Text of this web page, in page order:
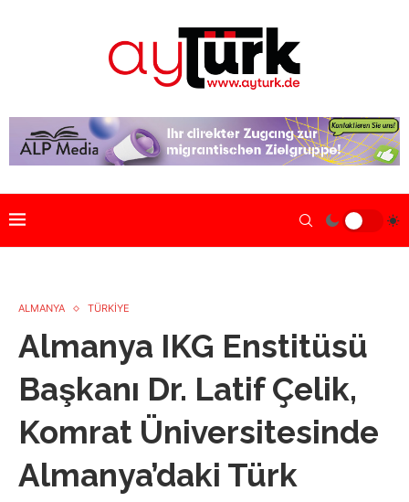
ALMANYA TÜRKİYE
Almanya IKG Enstitüsü
Başkanı Dr. Latif Çelik,
Komrat Üniversitesinde
Almanya’daki Türk